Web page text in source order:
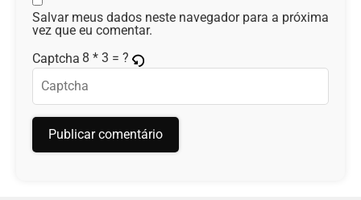
Salvar meus dados neste navegador para a próxima
vez que eu comentar.
Captcha 8 * 3 = ?